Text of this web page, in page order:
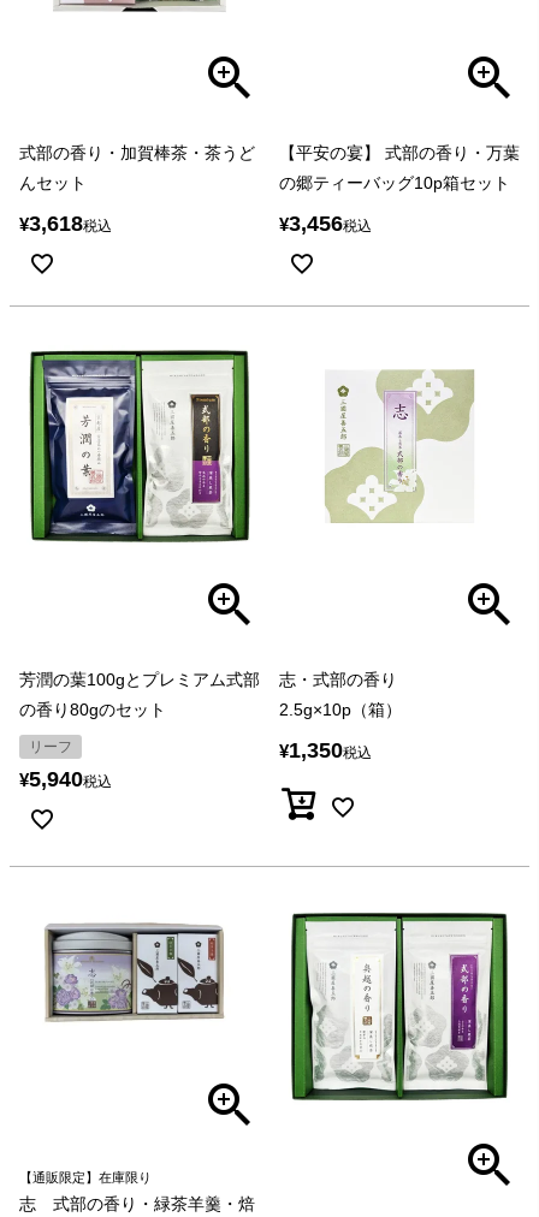
式部の香り・加賀棒茶・茶うど
んセット
¥3,618税込
【平安の宴】 式部の香り・万葉
の郷ティーバッグ10p箱セット
¥3,456税込
芳潤の葉100gとプレミアム式部
の香り80gのセット
リーフ
¥5,940税込
志・式部の香り
2.5g×10p（箱）
¥1,350税込
【通販限定】在庫限り
志 式部の香り・緑茶羊羹・焙